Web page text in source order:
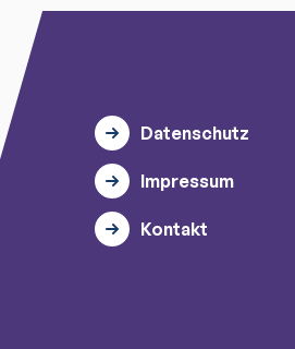
Datenschutz
Impressum
Kontakt